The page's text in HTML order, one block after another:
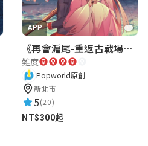
★★★★★
APP
《再會滬尾-重返古戰場》｜淡水老街實境遊戲｜實體遊戲盒
難度
Popworld原創
新北市
5(20)
NT$300起